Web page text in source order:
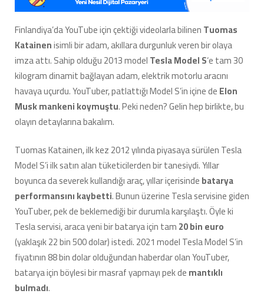
Tesla
Model
S’i
30
Kilogram
Dinamitle
Havaya
Uçurdu
[Video]
Finlandiya’da YouTube için çektiği videolarla bilinenTuomas
Katainenisimli bir adam, akıllara durgunluk veren bir olaya
imza attı. Sahip olduğu 2013 modelTesla Model S‘e tam 30
kilogram dinamit bağlayan adam, elektrik motorlu aracını
havaya uçurdu. YouTuber, patlattığı Model S’in içine deElon
Musk mankeni koymuştu. Peki neden? Gelin hep birlikte, bu
olayın detaylarına bakalım.
Tuomas Katainen, ilk kez 2012 yılında piyasaya sürülen Tesla
Model S’i ilk satın alan tüketicilerden bir tanesiydi. Yıllar
boyunca da severek kullandığı araç, yıllar içerisindebatarya
performansını kaybetti. Bunun üzerine Tesla servisine giden
YouTuber, pek de beklemediği bir durumla karşılaştı. Öyle ki
Tesla servisi, araca yeni bir batarya için tam20 bin euro
(yaklaşık 22 bin 500 dolar) istedi. 2021 model Tesla Model S’in
fiyatının 88 bin dolar olduğundan haberdar olan YouTuber,
batarya için böylesi bir masraf yapmayı pek demantıklı
bulmadı.